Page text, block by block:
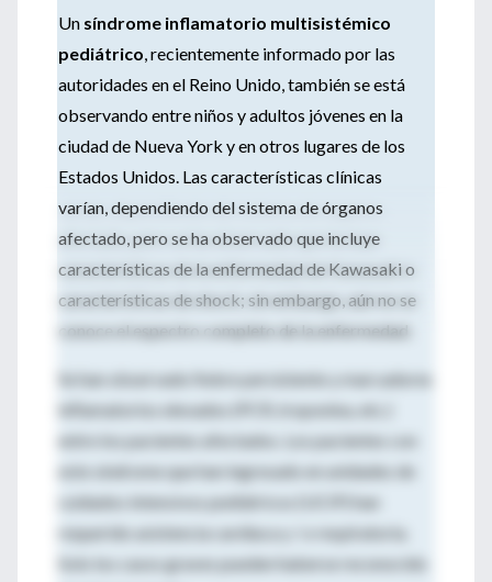
Un síndrome inflamatorio multisistémico
pediátrico, recientemente informado por las
autoridades en el Reino Unido, también se está
observando entre niños y adultos jóvenes en la
ciudad de Nueva York y en otros lugares de los
Estados Unidos. Las características clínicas
varían, dependiendo del sistema de órganos
afectado, pero se ha observado que incluye
características de la enfermedad de Kawasaki o
características de shock; sin embargo, aún no se
conoce el espectro completo de la enfermedad.
Se han observado fiebre persistente y marcadores
inflamatorios elevados (PCR, troponina, etc.)
entre los pacientes afectados. Los pacientes con
este síndrome que han ingresado en unidades de
cuidados intensivos pediátricos (UCIP) han
requerido asistencia cardíaca y / o respiratoria.
Solo los casos graves pueden haberse reconocido